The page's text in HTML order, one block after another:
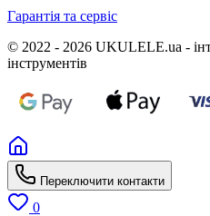
Гарантія та сервіс
© 2022 - 2026 UKULELE.ua -
інструментів
Переключити контакти
0